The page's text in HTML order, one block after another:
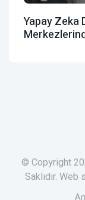
Yapay Zeka
© Copyright
Saklıdır.